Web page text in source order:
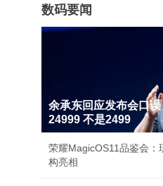
数码要闻
余承东回应发布会口
24999 不是2499
荣耀MagicOS11品鉴会：
构亮相